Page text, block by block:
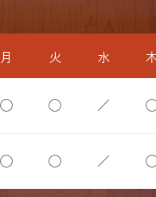
月 火 水
◯ ◯ ／
◯ ◯ ／